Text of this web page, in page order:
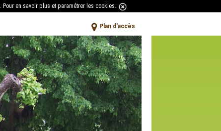
Pour en savoir plus et paramétrer les cookies
Plan d'accès